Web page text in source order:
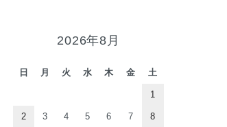
2026年8月
日 月 火 水 木 金 土
1
2 3 4 5 6 7 8